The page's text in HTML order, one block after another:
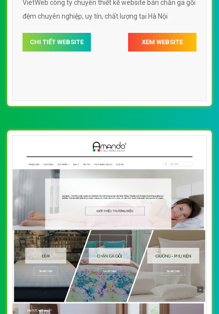
VietWeb công ty chuyên thiết kế website bán chăn ga gối
đệm chuyên nghiệp, uy tín, chất lượng tại Hà Nội
CHI TIẾT WEBSITE XEM WEBSITE